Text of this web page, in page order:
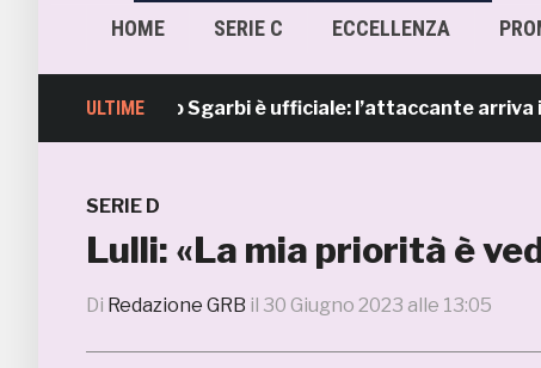
HOME SERIE C ECCELLENZA
ULTIME
Lorenzo Sgarbi è ufficiale: l’attaccante arriva in
SERIE D
Lulli: «La mia priorità è
Di Redazione GRB il 30 Giugno 2023 alle 13:05